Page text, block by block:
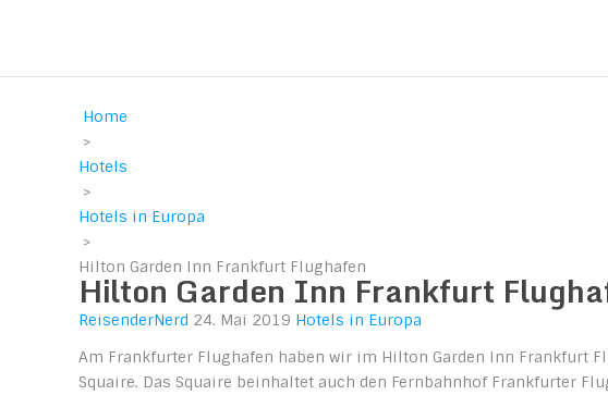
Home
>
Hotels
>
Hotels in Europa
>
Hilton Garden Inn Frankfurt Flughafen
Hilton Garden Inn Frankfurt
ReisenderNerd 24. Mai 2019 Hotels in Europa
Am Frankfurter Flughafen haben wir im Hilton Garden Inn Frankfurt
Squaire. Das Squaire beinhaltet auch den Fernbahnhof Frankfurter